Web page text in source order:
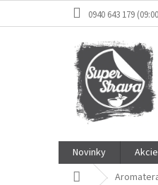
0940 643 179
Novinky Akcie
Domov